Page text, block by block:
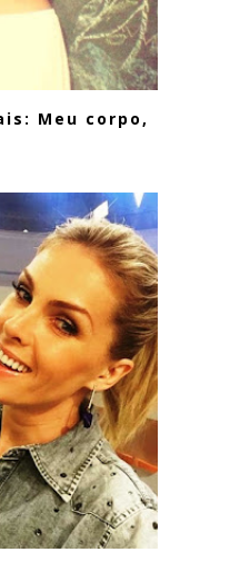
Meu corpo,